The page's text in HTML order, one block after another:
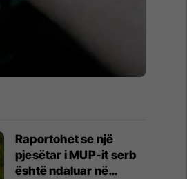
Raportohet se një
pjesëtar i MUP-it serb
është ndaluar në